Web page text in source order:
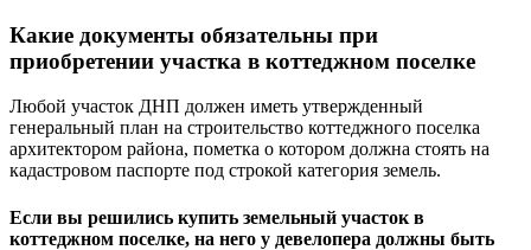
Какие документы обязательны при
приобретении участка в коттеджном поселке
Любой участок ДНП должен иметь утвержденный
генеральный план на строительство коттеджного поселка
архитектором района, пометка о котором должна стоять на
кадастровом паспорте под строкой категория земель.
Если вы решились купить земельный участок в
коттеджном поселке, на него у девелопера должны быть